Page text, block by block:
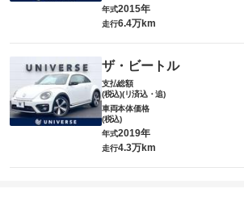
年式2015年
走行6.4万km
ザ・ビートル
支払総額
(税込)(リ済込・追)
車両本体価格
(税込)
年式2019年
走行4.3万km